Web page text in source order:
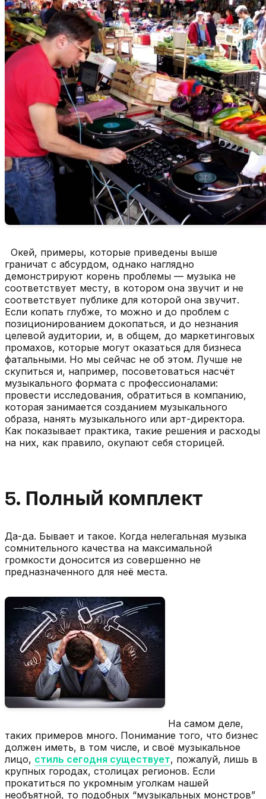
Окей, примеры, которые приведены выше
граничат с абсурдом, однако наглядно
демонстрируют корень проблемы — музыка не
соответствует месту, в котором она звучит и не
соответствует публике для которой она звучит.
Если копать глубже, то можно и до проблем с
позиционированием докопаться, и до незнания
целевой аудитории, и, в общем, до маркетинговых
промахов, которые могут оказаться для бизнеса
фатальными. Но мы сейчас не об этом. Лучше не
скупиться и, например, посоветоваться насчёт
музыкального формата с профессионалами:
провести исследования, обратиться в компанию,
которая занимается созданием музыкального
образа, нанять музыкального или арт-директора.
Как показывает практика, такие решения и расходы
на них, как правило, окупают себя сторицей.
5. Полный комплект
Да-да. Бывает и такое. Когда нелегальная музыка
сомнительного качества на максимальной
громкости доносится из совершенно не
предназначенного для неё места.
На самом деле,
таких примеров много. Понимание того, что бизнес
должен иметь, в том числе, и своё музыкальное
лицо, стиль сегодня существует, пожалуй, лишь в
крупных городах, столицах регионов. Если
прокатиться по укромным уголкам нашей
необъятной, то подобных “музыкальных монстров”